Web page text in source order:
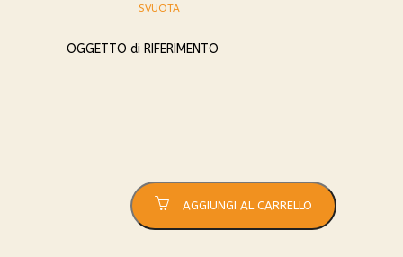
4
SVUOTA
OGGETTO di RIFERIMENTO
AGGIUNGI AL CARRELLO